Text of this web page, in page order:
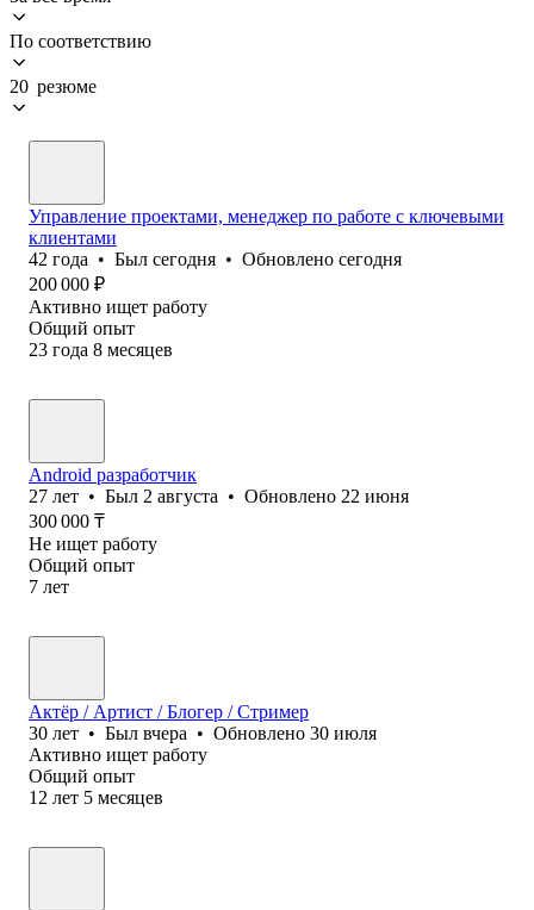
По соответствию
20 резюме
Управление проектами, менеджер по работе с ключевыми
клиентами
42 года • Был сегодня • Обновлено сегодня
200 000 ₽
Активно ищет работу
Общий опыт
23 года 8 месяцев
Android разработчик
27 лет • Был 2 августа • Обновлено 22 июня
300 000 ₸
Не ищет работу
Общий опыт
7 лет
Актёр / Артист / Блогер / Стример
30 лет • Был вчера • Обновлено 30 июля
Активно ищет работу
Общий опыт
12 лет 5 месяцев